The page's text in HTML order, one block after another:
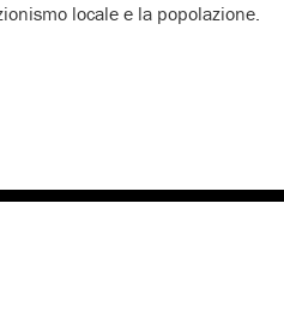
locale e la popolazione.